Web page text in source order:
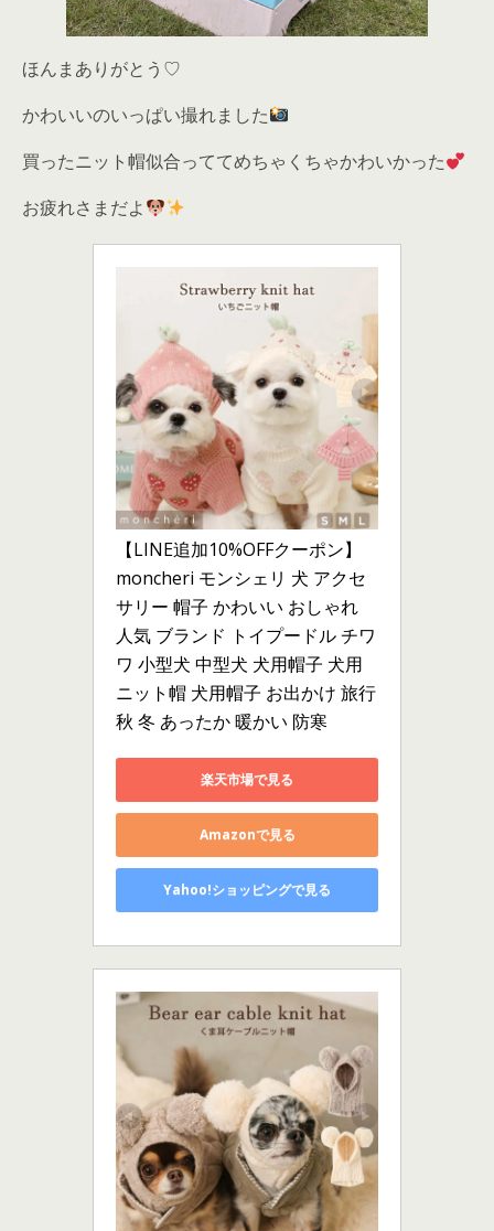
ほんまありがとう♡
かわいいのいっぱい撮れました
買ったニット帽似合っててめちゃくちゃかわいかった
お疲れさまだよ
【LINE追加10%OFFクーポン】
moncheri モンシェリ 犬 アクセ
サリー 帽子 かわいい おしゃれ
人気 ブランド トイプードル チワ
ワ 小型犬 中型犬 犬用帽子 犬用
ニット帽 犬用帽子 お出かけ 旅行
秋 冬 あったか 暖かい 防寒
楽天市場で見る
Amazonで見る
Yahoo!ショッピングで見る